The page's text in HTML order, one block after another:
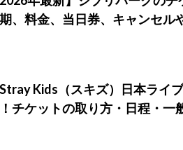
、料金、当日券、キャンセル
Stray Kids（スキズ）日本ライ
チケットの取り方・日程・一